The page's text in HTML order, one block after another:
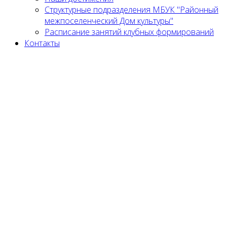
Структурные подразделения МБУК "Районный
межпоселенческий Дом культуры"
Расписание занятий клубных формирований
Контакты